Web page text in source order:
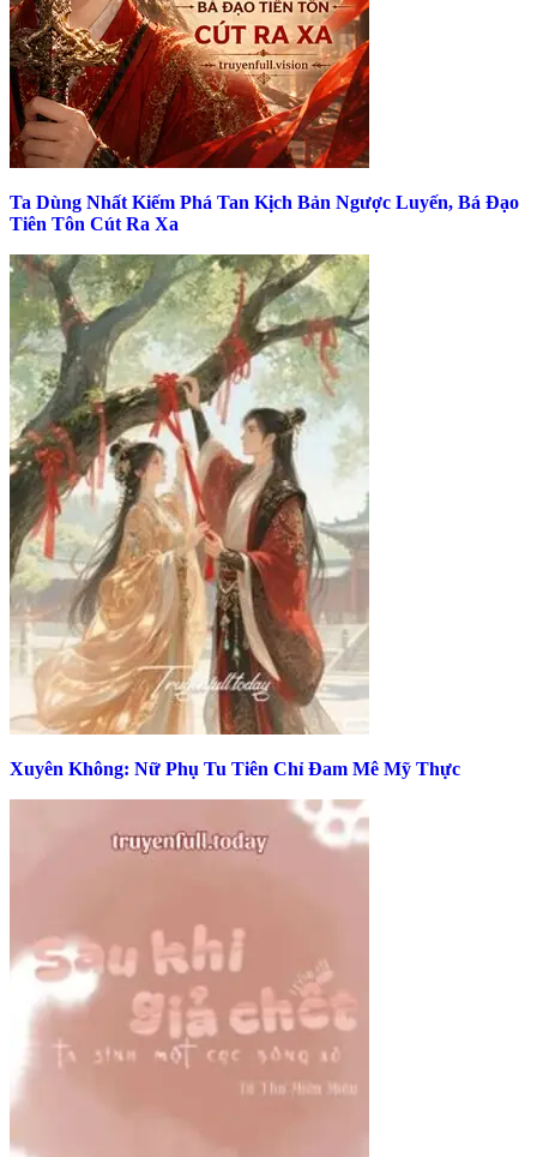
Ta Dùng Nhất Kiếm Phá Tan Kịch Bản Ngược Luyến, Bá Đạo
Tiên Tôn Cút Ra Xa
Xuyên Không: Nữ Phụ Tu Tiên Chỉ Đam Mê Mỹ Thực